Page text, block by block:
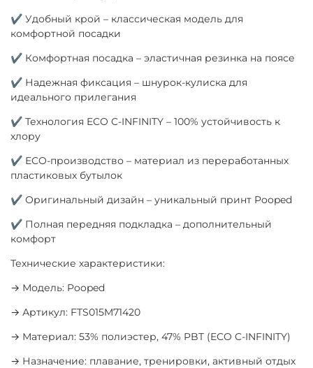
✔ Удобный крой – классическая модель для
комфортной посадки
✔ Комфортная посадка – эластичная резинка на поясе
✔ Надежная фиксация – шнурок-кулиска для
идеального прилегания
✔ Технология ECO C-INFINITY – 100% устойчивость к
хлору
✔ ECO-производство – материал из переработанных
пластиковых бутылок
✔ Оригинальный дизайн – уникальный принт Pooped
✔ Полная передняя подкладка – дополнительный
комфорт
Технические характеристики:
→ Модель: Pooped
→ Артикул: FTS015M71420
→ Материал: 53% полиэстер, 47% PBT (ECO C-INFINITY)
→ Назначение: плавание, тренировки, активный отдых